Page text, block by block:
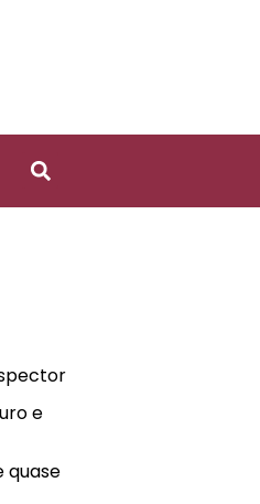
e
quase